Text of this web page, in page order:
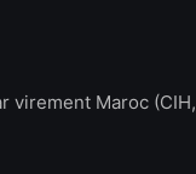
virement Maroc (CIH,